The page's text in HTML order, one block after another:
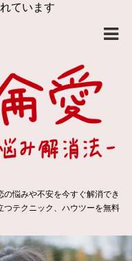
ています
悩みや不安を今すぐ解消でき
つテクニック、ハウツーを無料